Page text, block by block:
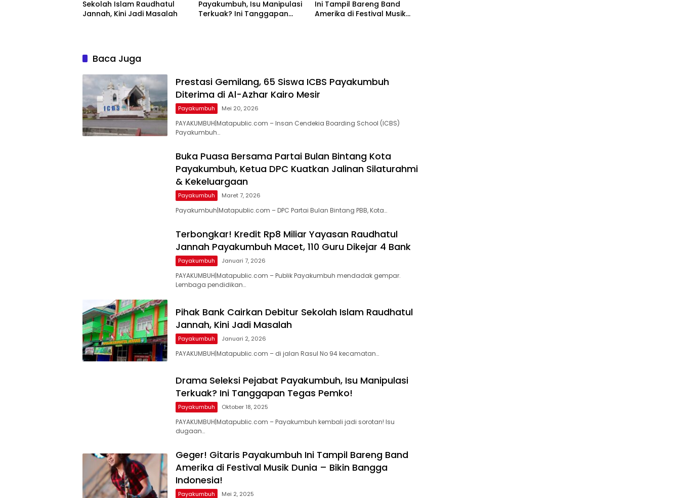
Sekolah Islam Raudhatul
Jannah, Kini Jadi Masalah
Payakumbuh, Isu Manipulasi
Terkuak? Ini Tanggapan
Ini Tampil Bareng Band
Amerika di Festival Musik
Baca Juga
Prestasi Gemilang, 65 Siswa ICBS Payakumbuh
Diterima di Al-Azhar Kairo Mesir
Payakumbuh Mei 20, 2026
​PAYAKUMBUH|Matapublic.com – Insan Cendekia Boarding School (ICBS)
Payakumbuh…
Buka Puasa Bersama Partai Bulan Bintang Kota
Payakumbuh, Ketua DPC Kuatkan Jalinan Silaturahmi
& Kekeluargaan
Payakumbuh Maret 7, 2026
Payakumbuh|Matapublic.com – DPC Partai Bulan Bintang PBB, Kota…
Terbongkar! Kredit Rp8 Miliar Yayasan Raudhatul
Jannah Payakumbuh Macet, 110 Guru Dikejar 4 Bank
Payakumbuh Januari 7, 2026
PAYAKUMBUH|Matapublic.com – Publik Payakumbuh mendadak gempar.
Lembaga pendidikan…
Pihak Bank Cairkan Debitur Sekolah Islam Raudhatul
Jannah, Kini Jadi Masalah
Payakumbuh Januari 2, 2026
PAYAKUMBUH|Matapublic.com – di jalan Rasul No 94 kecamatan…
Drama Seleksi Pejabat Payakumbuh, Isu Manipulasi
Terkuak? Ini Tanggapan Tegas Pemko!
Payakumbuh Oktober 18, 2025
PAYAKUMBUH|Matapublic.com – Payakumbuh kembali jadi sorotan! Isu
dugaan…
Geger! Gitaris Payakumbuh Ini Tampil Bareng Band
Amerika di Festival Musik Dunia – Bikin Bangga
Indonesia!
Payakumbuh Mei 2, 2025